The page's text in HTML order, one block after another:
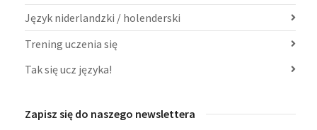
Język niderlandzki / holenderski
Trening uczenia się
Tak się ucz języka!
Zapisz się do naszego newslettera